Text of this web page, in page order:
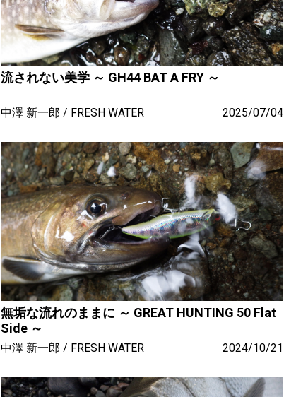
流されない美学 ～ GH44 BAT A FRY ～
中澤 新一郎 FRESH WATER 2025/07/04
無垢な流れのままに ～ GREAT HUNTING 50 Flat
Side ～
中澤 新一郎 FRESH WATER 2024/10/21